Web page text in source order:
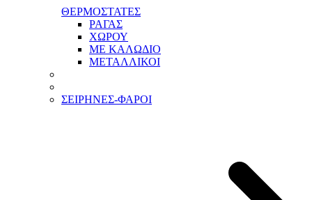
ΘΕΡΜΟΣΤΑΤΕΣ
ΡΑΓΑΣ
ΧΩΡΟΥ
ΜΕ ΚΑΛΩΔΙΟ
ΜΕΤΑΛΛΙΚΟΙ
ΣΕΙΡΗΝΕΣ-ΦΑΡΟΙ